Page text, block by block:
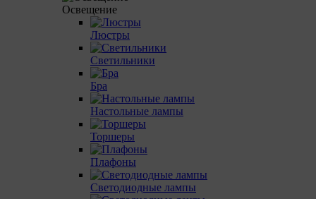
Освещение
Люстры
Светильники
Бра
Настольные лампы
Торшеры
Плафоны
Светодиодные лампы